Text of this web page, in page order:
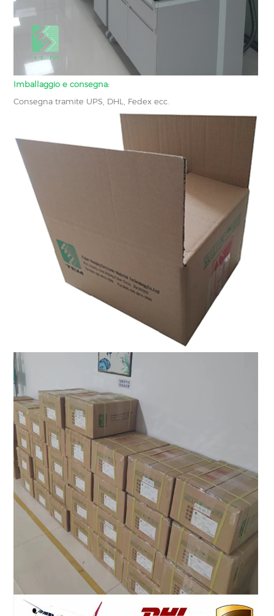
Imballaggio e consegna:
Consegna tramite UPS, DHL, Fedex ecc.